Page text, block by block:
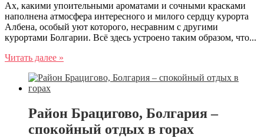
Ах, какими упоительными ароматами и сочными красками
наполнена атмосфера интересного и милого сердцу курорта
Албена, особый уют которого, несравним с другими
курортами Болгарии. Всё здесь устроено таким образом, что...
Читать далее »
Район Брацигово, Болгария –
спокойный отдых в горах